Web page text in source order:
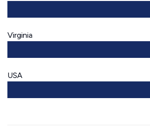
Virginia
USA